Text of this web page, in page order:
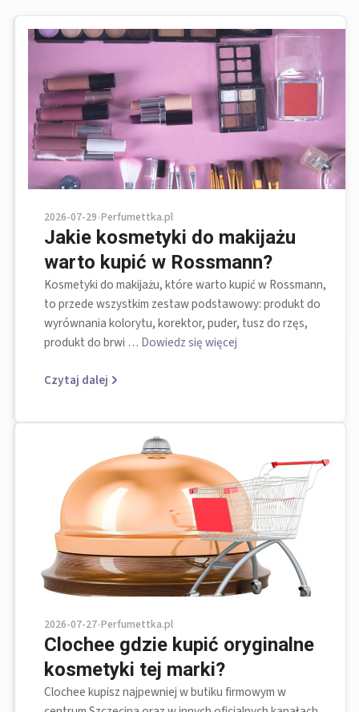
2026-07-29•Perfumettka.pl
Jakie kosmetyki do makijażu
warto kupić w Rossmann?
Kosmetyki do makijażu, które warto kupić w Rossmann,
to przede wszystkim zestaw podstawowy: produkt do
wyrównania kolorytu, korektor, puder, tusz do rzęs,
produkt do brwi … Dowiedz się więcej
Czytaj dalej
2026-07-27•Perfumettka.pl
Clochee gdzie kupić oryginalne
kosmetyki tej marki?
Clochee kupisz najpewniej w butiku firmowym w